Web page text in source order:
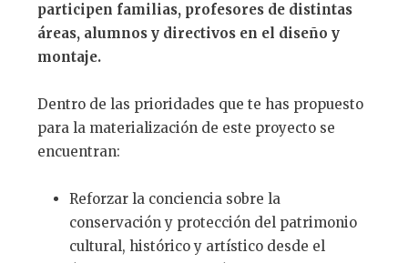
participen familias, profesores de distintas
áreas, alumnos y directivos en el diseño y
montaje.
Dentro de las prioridades que te has propuesto
para la materialización de este proyecto se
encuentran:
Reforzar la conciencia sobre la
conservación y protección del patrimonio
cultural, histórico y artístico desde el